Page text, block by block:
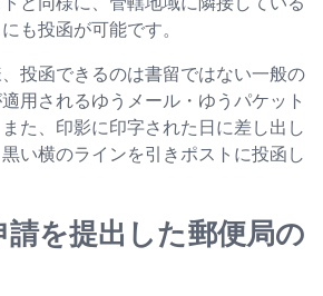
も投函が可能です。
投函できるのは書留ではない一般の
用されるゆうメール・ゆうパケット
た、印影に印字された日に差し出し
い横のラインを引きポストに投函し
請を提出した郵便局の